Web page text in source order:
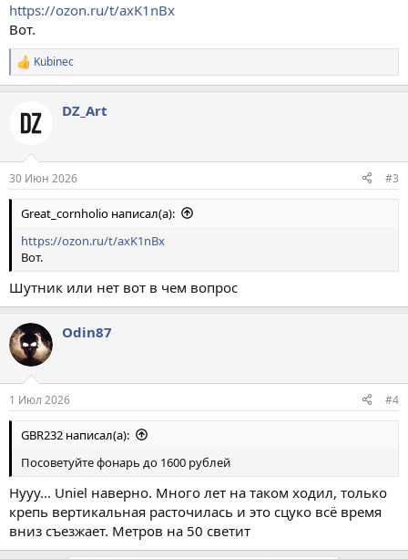
https://ozon.ru/t/axK1nBx
Вот.
Р
е
к
Kubinec
DZ_Art
30 Июн 2026 #3
Great_cornholio написал(а):
https://ozon.ru/t/axK1nBx
Вот.
Шутник или нет вот в чем вопрос
Odin87
1 Июл 2026 #4
GBR232 написал(а):
Посоветуйте фонарь до 1600 рублей
Нууу... Uniel наверно. Много лет на таком ходил, только
крепь вертикальная расточилась и это сцуко всё время
вниз съезжает. Метров на 50 светит